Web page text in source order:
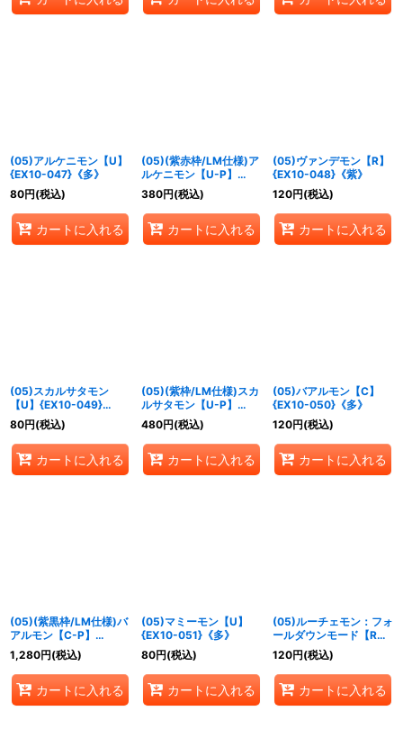
(05)アルケニモン【U】
{EX10-047}《多》
80円(税込)
カートに入れる
(05)(紫赤枠/LM仕様)ア
ルケニモン【U-P】
{EX10-047}《多》
380円(税込)
カートに入れる
(05)ヴァンデモン【R】
{EX10-048}《紫》
120円(税込)
カートに入れる
(05)スカルサタモン
【U】{EX10-049}
《紫》
80円(税込)
カートに入れる
(05)(紫枠/LM仕様)スカ
ルサタモン【U-P】
{EX10-049}《紫》
480円(税込)
カートに入れる
(05)バアルモン【C】
{EX10-050}《多》
120円(税込)
カートに入れる
(05)(紫黒枠/LM仕様)バ
アルモン【C-P】
{EX10-050}《多》
1,280円(税込)
カートに入れる
(05)マミーモン【U】
{EX10-051}《多》
80円(税込)
カートに入れる
(05)ルーチェモン：フォ
ールダウンモード【R】
{EX10-052}《多》
120円(税込)
カートに入れる